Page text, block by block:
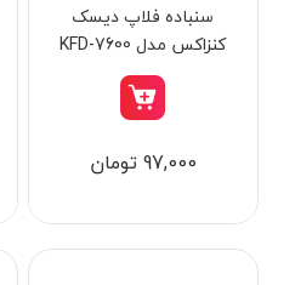
ابزار جوش و برش
ابزار اندازه گیری دقیق و لیزری
سنباده فلاپ دیسک
کنزاکس مدل KFD-7600
97,000 تومان